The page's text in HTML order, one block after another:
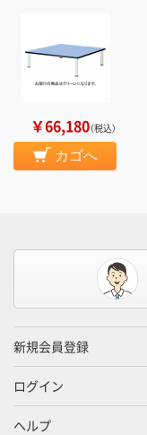
￥66,180（税込）
カゴへ
新規会員登録
ログイン
ヘルプ